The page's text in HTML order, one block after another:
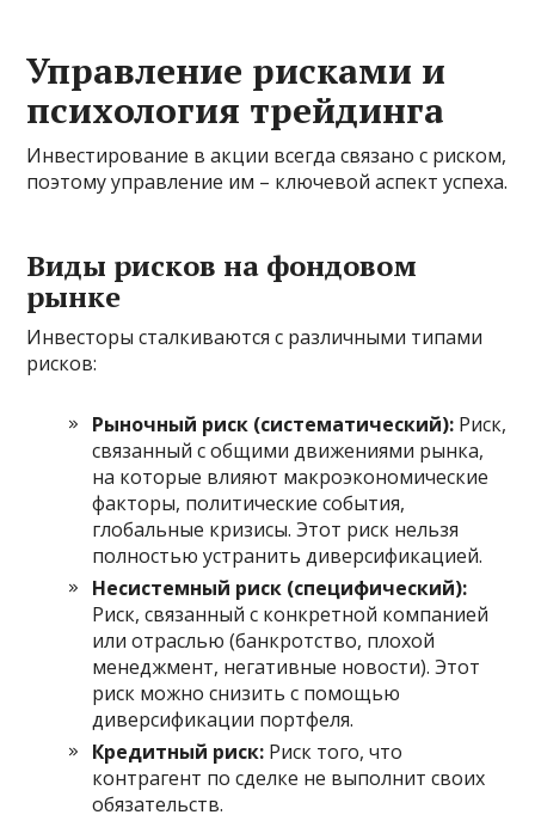
Управление рисками и
психология трейдинга
Инвестирование в акции всегда связано с риском,
поэтому управление им – ключевой аспект успеха.
Виды рисков на фондовом
рынке
Инвесторы сталкиваются с различными типами
рисков:
Рыночный риск (систематический): Риск,
связанный с общими движениями рынка,
на которые влияют макроэкономические
факторы, политические события,
глобальные кризисы. Этот риск нельзя
полностью устранить диверсификацией.
Несистемный риск (специфический):
Риск, связанный с конкретной компанией
или отраслью (банкротство, плохой
менеджмент, негативные новости). Этот
риск можно снизить с помощью
диверсификации портфеля.
Кредитный риск: Риск того, что
контрагент по сделке не выполнит своих
обязательств.